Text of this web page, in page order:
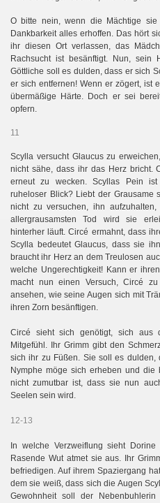
O bitte nein, wenn die Mächtige
Dankbarkeit alles erhoffen. Das hört
ihr diesen Ort verlassen, das
Rachsucht ist besänftigt. Nun, sein
Göttliche soll es dulden, dass er sich
er sich entfernen! Wenn er zögert, ist
übermäßige Härte. Doch er sei
opfern.
11
Scylla versucht Glaucus zu
nicht sähe, dass ihr das Herz bricht.
erneut zu wecken. Scyllas Pein
ruheloser Blick? Liebt der Grausame
nicht zu versuchen, ihn
allergrausamsten Tod wird sie
hinterher läuft. Circé ermahnt, dass
Scylla bedeutet Glaucus, dass sie
braucht ihr Herz an dem Treulosen
welche Ungerechtigkeit! Kann er
macht nun einen Versuch, Circé
ansehen, wie seine Augen sich mit
ihren Zorn besänftigen.
Circé sieht sich genötigt, sich aus
Mitgefühl. Ihr Grimm gibt den
sich ihr zu Füßen. Sie soll es dulden,
Nymphe möge sich erheben und
nicht zumutbar ist, dass sie nun
Seelen sein wird.
12-13
In welche Verzweiflung sieht
Rasende Wut atmet sie aus. Ihr
befriedigen. Auf ihrem Spaziergang
dem sie weiß, dass sich die Augen
Gewohnheit soll der